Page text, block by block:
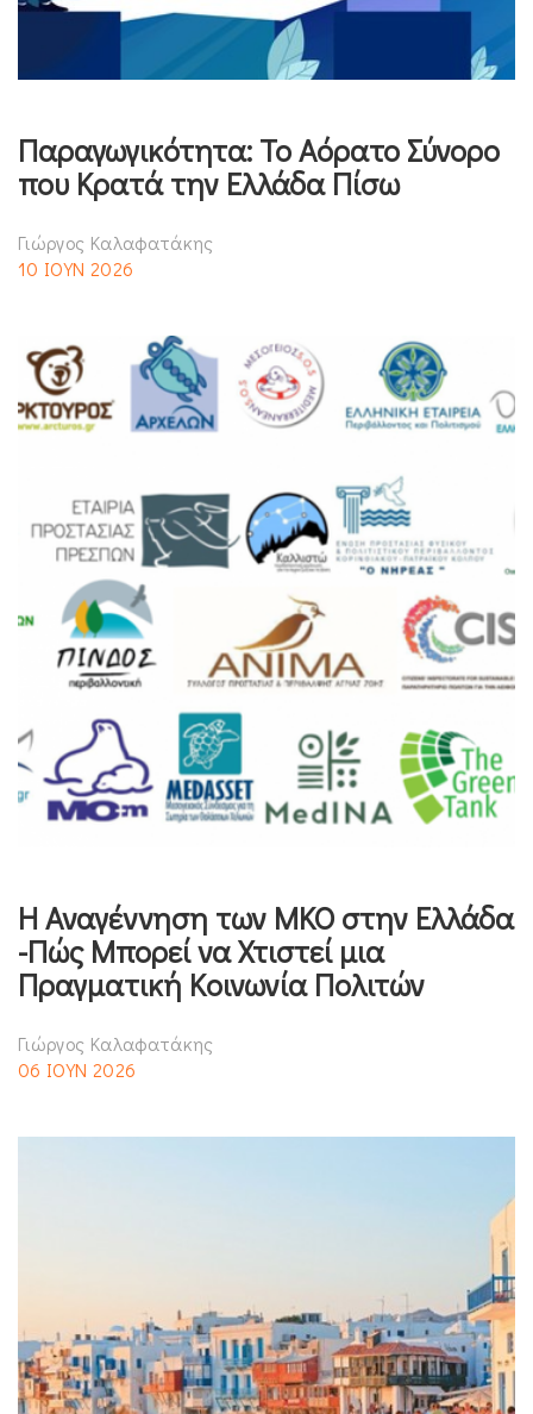
Παραγωγικότητα: Το Αόρατο Σύνορο
που Κρατά την Ελλάδα Πίσω
Γιώργος Καλαφατάκης
10 ΙΟΥΝ 2026
Η Αναγέννηση των ΜΚΟ στην Ελλάδα
-Πώς Μπορεί να Χτιστεί μια
Πραγματική Κοινωνία Πολιτών
Γιώργος Καλαφατάκης
06 ΙΟΥΝ 2026